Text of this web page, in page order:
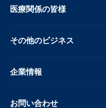
医療関係の皆様
その他のビジネス
企業情報
お問い合わせ